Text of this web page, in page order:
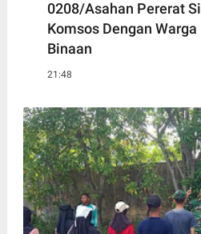
0208/Asahan Pererat
Komsos Dengan
Binaan
21:48